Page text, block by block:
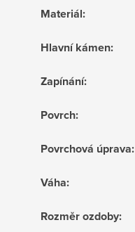
Materiál:
Hlavní kámen:
Zapínání:
Povrch:
Povrchová úprava:
Váha:
Rozměr ozdoby: